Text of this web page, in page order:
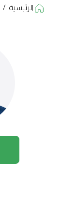
الرئيسية /